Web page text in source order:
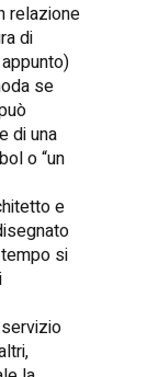
relazione
di
appunto)
se
di una
o “un
e
si